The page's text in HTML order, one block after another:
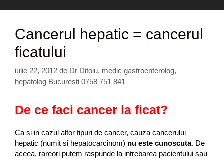
Cancerul hepatic = cancerul
ficatului
iulie 22, 2012 de Dr Ditoiu, medic gastroenterolog,
hepatolog Bucuresti 0758 751 841
De ce faci cancer la ficat?
Ca si in cazul altor tipuri de cancer, cauza cancerului
hepatic (numit si hepatocarcinom) nu este cunoscuta. De
aceea, rareori putem raspunde la intrebarea pacientului sau